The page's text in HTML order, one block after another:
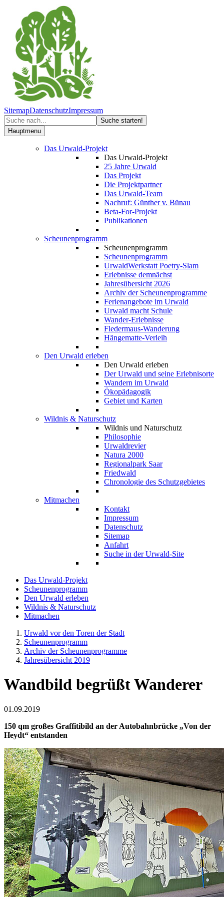
SitemapDatenschutzImpressum
Hauptmenu
Das Urwald-Projekt
Das Urwald-Projekt
25 Jahre Urwald
Das Projekt
Die Projektpartner
Das Urwald-Team
Nachruf: Günther v. Bünau
Beta-For-Projekt
Publikationen
Scheunenprogramm
Scheunenprogramm
Scheunenprogramm
UrwaldWerkstatt Poetry-Slam
Erlebnisse demnächst
Jahresübersicht 2026
Archiv der Scheunenprogramme
Ferienangebote im Urwald
Urwald macht Schule
Wander-Erlebnisse
Fledermaus-Wanderung
Hängematte-Verleih
Den Urwald erleben
Den Urwald erleben
Der Urwald und seine Erlebnisorte
Wandern im Urwald
Ökopädagogik
Gebiet und Karten
Wildnis & Naturschutz
Wildnis und Naturschutz
Philosophie
Urwaldrevier
Natura 2000
Regionalpark Saar
Friedwald
Chronologie des Schutzgebietes
Mitmachen
Kontakt
Impressum
Datenschutz
Sitemap
Anfahrt
Suche in der Urwald-Site
Das Urwald-Projekt
Scheunenprogramm
Den Urwald erleben
Wildnis & Naturschutz
Mitmachen
Urwald vor den Toren der Stadt
Scheunenprogramm
Archiv der Scheunenprogramme
Jahresübersicht 2019
Wandbild begrüßt Wanderer
01.09.2019
150 qm großes Graffitibild an der Autobahnbrücke „Von der
Heydt“ entstanden